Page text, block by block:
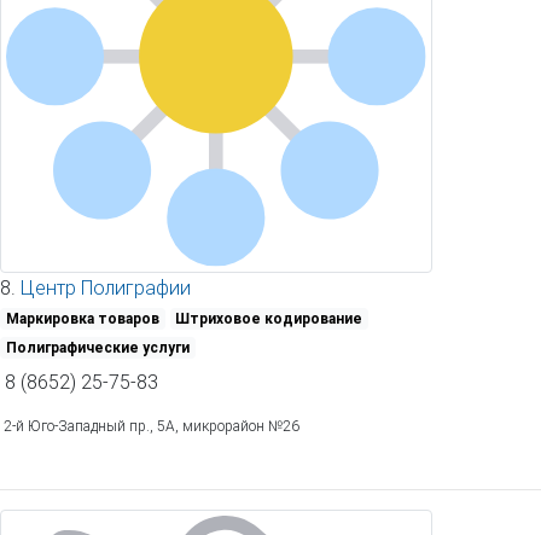
8. Центр Полиграфии
Маркировка товаров
Штриховое кодирование
Полиграфические услуги
8 (8652) 25-75-83
2-й Юго-Западный пр., 5А, микрорайон №26